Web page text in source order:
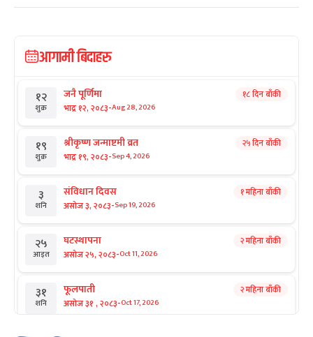
आगामी बिदाहरु
१२
शुक्र
जनै पूर्णिमा
भाद्र १२, २०८३-Aug 28, 2026
१८ दिन बाँकी
१९
शुक्र
श्रीकृष्ण जन्माष्टमी व्रत
भाद्र १९, २०८३-Sep 4, 2026
२५ दिन बाँकी
३
शनि
संविधान दिवस
असोज ३, २०८३-Sep 19, 2026
१ महिना बाँकी
२५
आइत
घटस्थापना
असोज २५, २०८३-Oct 11, 2026
२ महिना बाँकी
३१
शनि
फूलपाती
असोज ३१ , २०८३-Oct 17, 2026
२ महिना बाँकी